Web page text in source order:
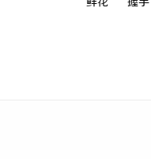
鲜花 握手